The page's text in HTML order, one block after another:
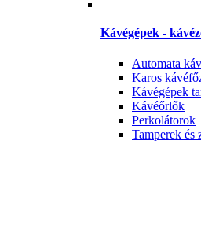
Kávégépek -
Automata
Karos
Kávégépek
Kávéőrlők
Perkolátorok
Tamperek és